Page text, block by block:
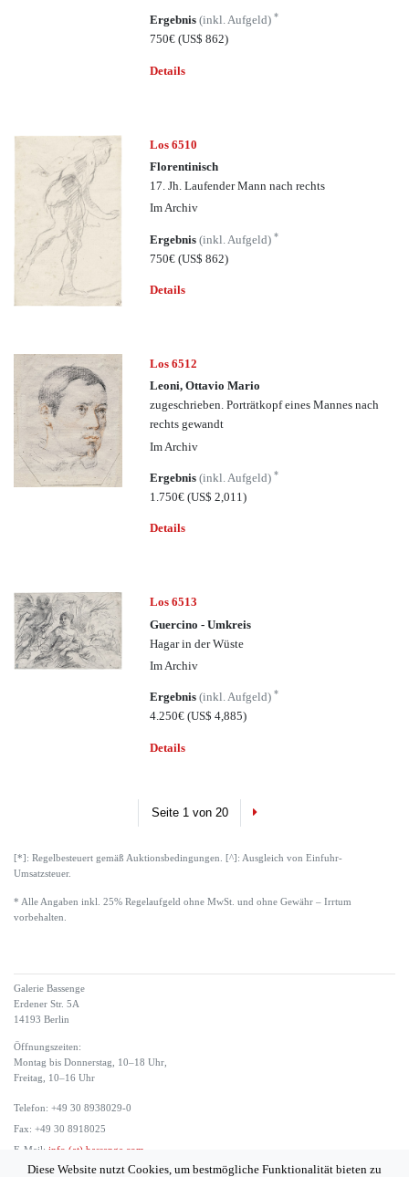
Ergebnis(inkl. Aufgeld)*
750€(US$ 862)
Details
Los 6510
Florentinisch
17. Jh. Laufender Mann nach rechts
Im Archiv
Ergebnis(inkl. Aufgeld)*
750€(US$ 862)
Details
Los 6512
Leoni, Ottavio Mario
zugeschrieben. Porträtkopf eines Mannes nach
rechts gewandt
Im Archiv
Ergebnis(inkl. Aufgeld)*
1.750€(US$ 2,011)
Details
Los 6513
Guercino - Umkreis
Hagar in der Wüste
Im Archiv
Ergebnis(inkl. Aufgeld)*
4.250€(US$ 4,885)
Details
Seite 1 von 20 Next
[*]: Regelbesteuert gemäß Auktionsbedingungen. [^]: Ausgleich von Einfuhr-
Umsatzsteuer.
* Alle Angaben inkl. 25% Regelaufgeld ohne MwSt. und ohne Gewähr – Irrtum
vorbehalten.
Galerie Bassenge
Erdener Str. 5A
14193 Berlin
Öffnungszeiten:
Montag bis Donnerstag, 10–18 Uhr,
Freitag, 10–16 Uhr
Telefon: +49 30 8938029-0
Fax: +49 30 8918025
E-Mail: info (at) bassenge.com
Diese Website nutzt Cookies, um bestmögliche Funktionalität bieten zu